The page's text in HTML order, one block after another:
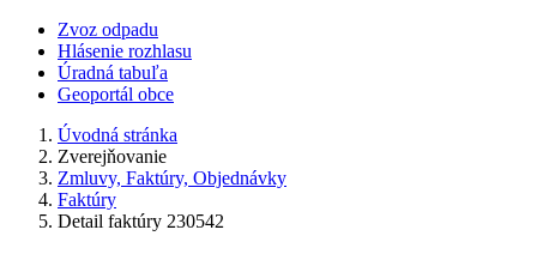
Zvoz odpadu
Hlásenie rozhlasu
Úradná tabuľa
Geoportál obce
Úvodná stránka
Zverejňovanie
Zmluvy, Faktúry, Objednávky
Faktúry
Detail faktúry 230542